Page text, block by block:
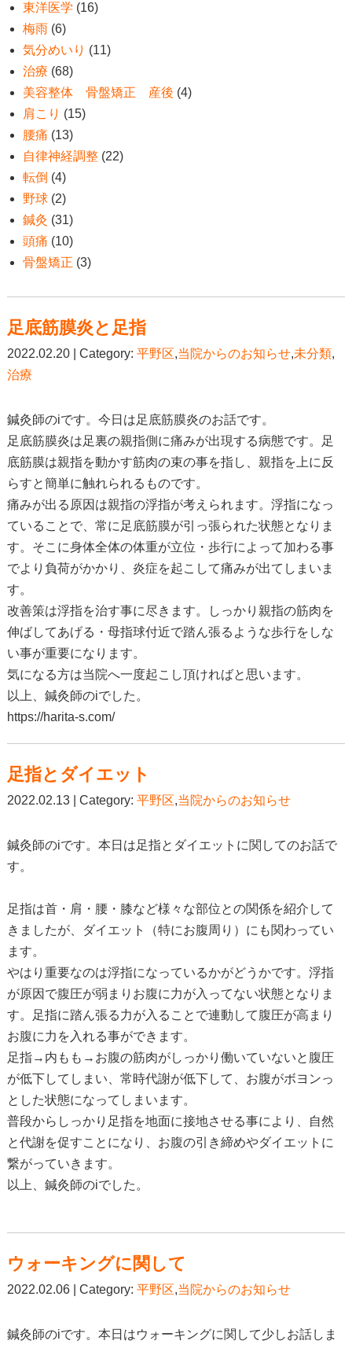
東洋医学 (16)
梅雨 (6)
気分めいり (11)
治療 (68)
美容整体 骨盤矯正 産後 (4)
肩こり (15)
腰痛 (13)
自律神経調整(22)
転倒 (4)
野球(2)
鍼灸 (31)
頭痛 (10)
骨盤矯正 (3)
足底筋膜炎と足指
2022.02.20 | Category: 平野区,当院からのお知らせ,未分類,
治療
鍼灸師のiです。今日は足底筋膜炎のお話です。
足底筋膜炎は足裏の親指側に痛みが出現する病態です。足
底筋膜は親指を動かす筋肉の束の事を指し、親指を上に反
らすと簡単に触れられるものです。
痛みが出る原因は親指の浮指が考えられます。浮指になっ
ていることで、常に足底筋膜が引っ張られた状態となりま
す。そこに身体全体の体重が立位・歩行によって加わる事
でより負荷がかかり、炎症を起こして痛みが出てしまいま
す。
改善策は浮指を治す事に尽きます。しっかり親指の筋肉を
伸ばしてあげる・母指球付近で踏ん張るような歩行をしな
い事が重要になります。
気になる方は当院へ一度起こし頂ければと思います。
以上、鍼灸師のiでした。
https://harita-s.com/
足指とダイエット
2022.02.13 | Category: 平野区,当院からのお知らせ
鍼灸師のiです。本日は足指とダイエットに関してのお話で
す。
足指は首・肩・腰・膝など様々な部位との関係を紹介して
きましたが、ダイエット（特にお腹周り）にも関わってい
ます。
やはり重要なのは浮指になっているかがどうかです。浮指
が原因で腹圧が弱まりお腹に力が入ってない状態となりま
す。足指に踏ん張る力が入ることで連動して腹圧が高まり
お腹に力を入れる事ができます。
足指→内もも→お腹の筋肉がしっかり働いていないと腹圧
が低下してしまい、常時代謝が低下して、お腹がボヨンっ
とした状態になってしまいます。
普段からしっかり足指を地面に接地させる事により、自然
と代謝を促すことになり、お腹の引き締めやダイエットに
繋がっていきます。
以上、鍼灸師のiでした。
ウォーキングに関して
2022.02.06 | Category: 平野区,当院からのお知らせ
鍼灸師のiです。本日はウォーキングに関して少しお話しま